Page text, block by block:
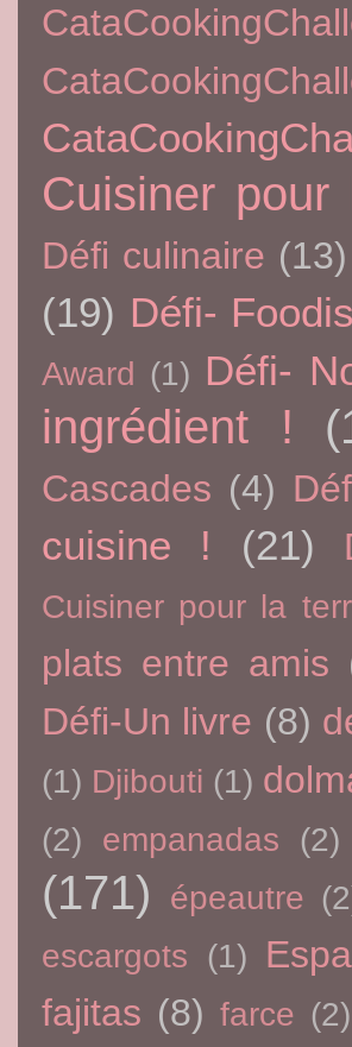
Cuisiner pour
Défi culinaire (13)
(19) Défi-
Award (1) Défi-
ingrédient !
Cascades (4)
cuisine ! (21)
Cuisiner pour la
plats entre amis
Défi-Un livre (8)
(1) Djibouti (1)
(2) empanadas (2)
(171) épeautre
escargots (1)
fajitas (8) farce (2)